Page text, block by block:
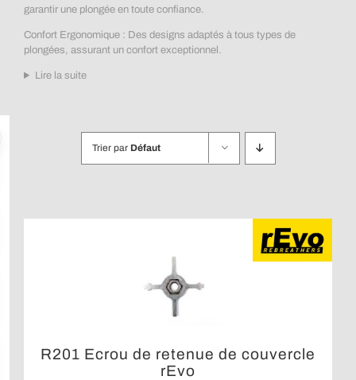
garantir une plongée en toute confiance.
Confort Ergonomique : Des designs adaptés à tous types de
plongées, assurant un confort exceptionnel.
Lire la suite
Trier par Défaut
R201 Ecrou de retenue de couvercle
rEvo